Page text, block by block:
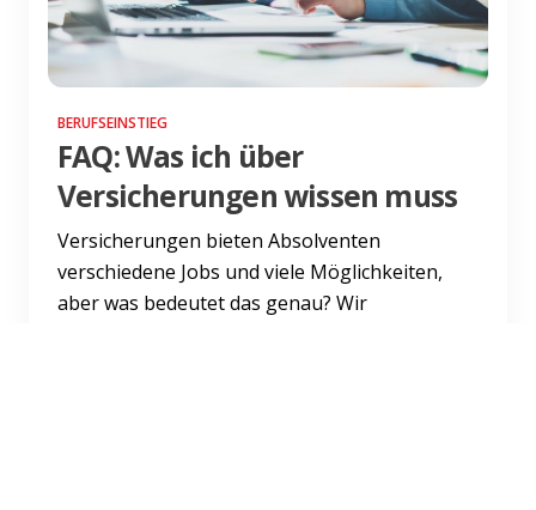
BERUFSEINSTIEG
FAQ: Was ich über
Versicherungen wissen muss
Versicherungen bieten Absolventen
verschiedene Jobs und viele Möglichkeiten,
aber was bedeutet das genau? Wir